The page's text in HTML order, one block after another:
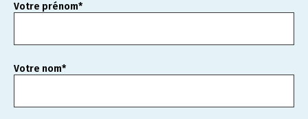
Votre prénom*
Votre nom*